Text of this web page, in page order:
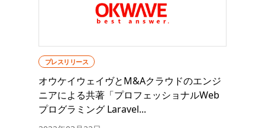
プレスリリース
オウケイウェイヴとM&Aクラウドのエンジ
ニアによる共著「プロフェッショナルWeb
プログラミング Laravel...